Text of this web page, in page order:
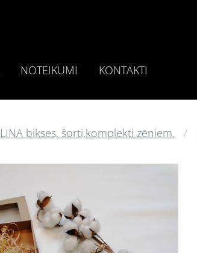
NOTEIKUMI KONTAKTI
LINA bikses, šorti,komplekti zēniem.